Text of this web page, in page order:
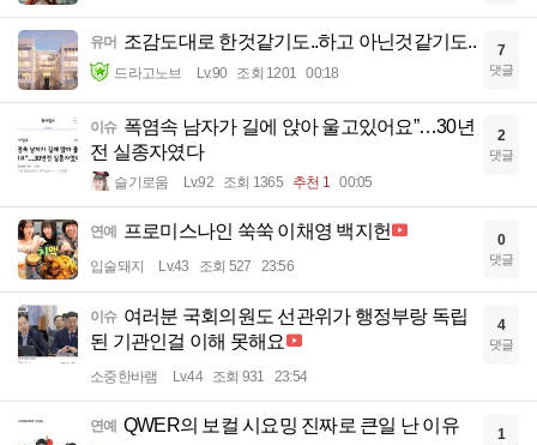
유머 조감도대로 한것같기도..하고 아닌것같기도..
드라고노브 Lv.90 조회 1201 00:18
7
댓글
이슈 폭염속 남자가 길에 앉아 울고있어요”…30년
전 실종자였다
슬기로움 Lv.92 조회 1365 추천 1 00:05
2
댓글
연예 프로미스나인 쑥쑥 이채영 백지헌
입술돼지 Lv.43 조회 527 23:56
0
댓글
이슈 여러분 국회의원도 선관위가 행정부랑 독립
된 기관인걸 이해 못해요
소중한바램 Lv.44 조회 931 23:54
4
댓글
연예 QWER의 보컬 시요밍 진짜로 큰일 난 이유 1